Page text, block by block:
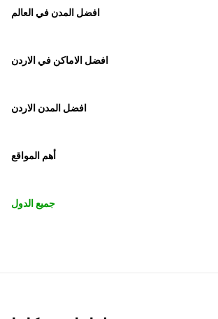
افضل المدن في العالم
افضل الاماكن في الاردن
افضل المدن الاردن
أهم المواقع
جميع الدول